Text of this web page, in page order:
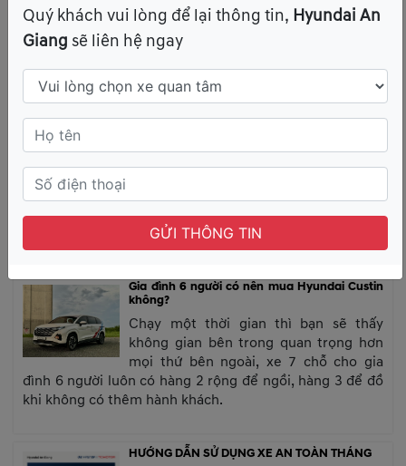
Hyundai đang có động thái giảm giá
cho 6 mẫu xe có VIN 2024 (sản xuất
2024) là Santa Fe, Elantra, Accent… đời
mới nhất có mặt tại thị trường hiện nay.
Diễn đàn 500.000 thành viên nói gì về
Hyundai Stargazer xuất hiện trên 10
ngày với những lời khen về giá thành rẻ, chở được nhiều
người, kiểu dáng đặc biệt.
Gia đình 6 người có nên mua Hyundai Custin
không?
Chạy một thời gian thì bạn sẽ thấy
không gian bên trong quan trọng hơn
mọi thứ bên ngoài, xe 7 chỗ cho gia
đình 6 người luôn có hàng 2 rộng để ngồi, hàng 3 để đồ
khi không có thêm hành khách.
HƯỚNG DẪN SỬ DỤNG XE AN TOÀN THÁNG
Quý khách vui lòng để lại thông tin, Hyundai An
Giang sẽ liên hệ ngay
GỬI THÔNG TIN